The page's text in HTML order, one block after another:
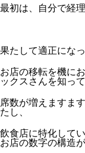
最初は、自分で経
果たして適正にな
お店の移転を機に
ックスさんを知っ
席数が増えますま
たし、
飲食店に特化して
お店の数字の構造